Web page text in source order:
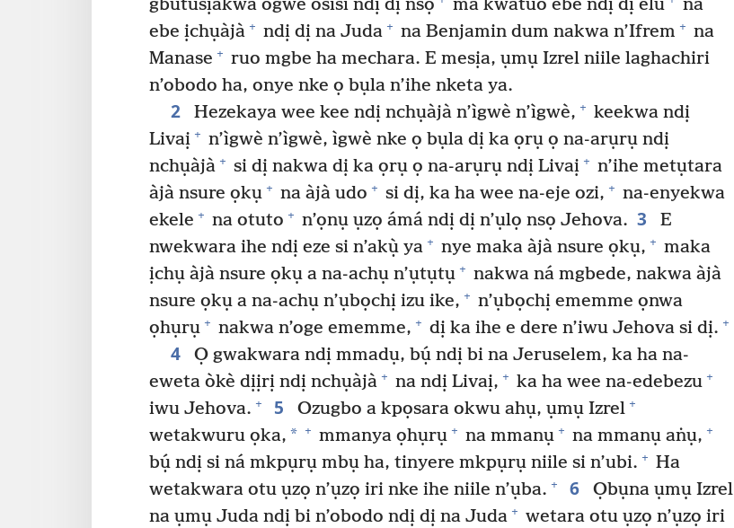
gbutusịakwa ogwe osisi ndị dị nsọ ma kwatuo ebe ndị dị elu
na
ebe ịchụàjà + ndị dị na Juda + na Benjamin dum nakwa n’Ifrem + na
Manase + ruo mgbe ha mechara. E mesịa, ụmụ Izrel niile laghachiri
n’obodo ha, onye nke ọ bụla n’ihe nketa ya.
2 Hezekaya wee kee ndị nchụàjà n’ìgwè n’ìgwè, + keekwa ndị
Livaị + n’ìgwè n’ìgwè, ìgwè nke ọ bụla dị ka ọrụ ọ na-arụrụ ndị
nchụàjà + si dị nakwa dị ka ọrụ ọ na-arụrụ ndị Livaị + n’ihe metụtara
àjà nsure ọkụ + na àjà udo + si dị, ka ha wee na-eje ozi, + na-enyekwa
ekele + na otuto + n’ọnụ ụzọ ámá ndị dị n’ụlọ nsọ Jehova. 3
E
nwekwara ihe ndị eze si n’akụ̀ ya + nye maka àjà nsure ọkụ, + maka
ịchụ àjà nsure ọkụ a na-achụ n’ụtụtụ + nakwa ná mgbede, nakwa àjà
nsure ọkụ a na-achụ n’ụbọchị izu ike, + n’ụbọchị ememme ọnwa
ọhụrụ + nakwa n’oge ememme, + dị ka ihe e dere n’iwu Jehova si dị. +
4
Ọ gwakwara ndị mmadụ, bụ́ ndị bi na Jeruselem, ka ha na-
eweta òkè dịịrị ndị nchụàjà + na ndị Livaị, + ka ha wee na-edebezu +
iwu Jehova. + 5 Ozugbo a kpọsara okwu ahụ, ụmụ Izrel +
wetakwuru ọka, * + mmanya ọhụrụ + na mmanụ + na mmanụ aṅụ, +
bụ́ ndị si ná mkpụrụ mbụ ha, tinyere mkpụrụ niile si n’ubi. + Ha
wetakwara otu ụzọ n’ụzọ iri nke ihe niile n’ụba. + 6
Ọbụna ụmụ Izrel
na ụmụ Juda ndị bi n’obodo ndị dị na Juda + wetara otu ụzọ n’ụzọ iri